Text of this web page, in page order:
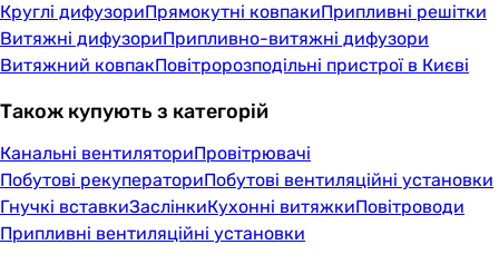
Круглі дифузориПрямокутні ковпакиПрипливні решітки
Витяжні дифузориПрипливно-витяжні дифузори
Витяжний ковпакПовітророзподільні пристрої в Києві
Також купують з категорій
Канальні вентиляториПровітрювачі
Побутові рекуператориПобутові вентиляційні установки
Гнучкі вставкиЗаслінкиКухонні витяжкиПовітроводи
Припливні вентиляційні установки